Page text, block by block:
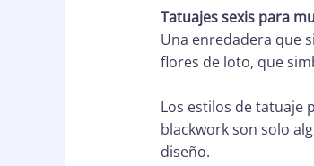
Tatuajes sexis para
Una enredadera que
flores de loto, que
Los estilos de tatuaje
blackwork son solo
diseño.